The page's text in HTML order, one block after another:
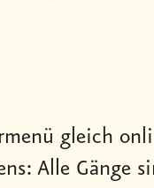
gleich
Alle Gänge